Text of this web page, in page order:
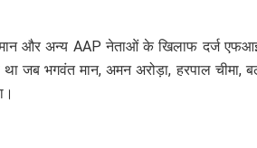
और अन्य AAP नेताओं के खिलाफ दर्ज
जब भगवंत मान, अमन अरोड़ा, हरपाल चीमा,